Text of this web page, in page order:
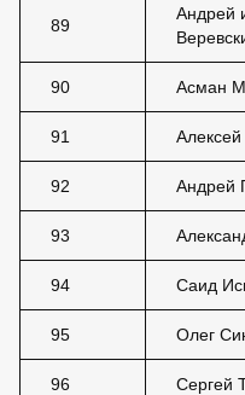
89
Андрей
90 Асман
91 Алексей
92 Андрей
93
94 Саид
95 Олег
96 Сергей